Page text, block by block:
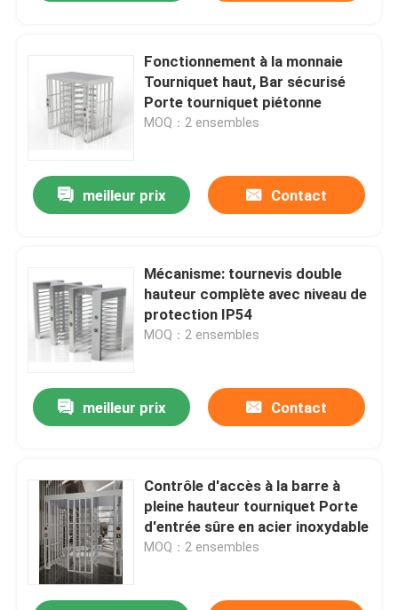
Fonctionnement à la monnaie
Tourniquet haut, Bar sécurisé
Porte tourniquet piétonne
MOQ：2 ensembles
meilleur prix Contact
Mécanisme: tournevis double
hauteur complète avec niveau de
protection IP54
MOQ：2 ensembles
meilleur prix Contact
Contrôle d'accès à la barre à
pleine hauteur tourniquet Porte
d'entrée sûre en acier inoxydable
MOQ：2 ensembles